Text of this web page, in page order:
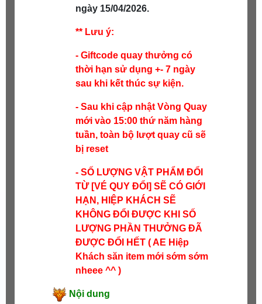
ngày 15/04/2026.
** Lưu ý:
- Giftcode quay thưởng có
thời hạn sử dụng +- 7 ngày
sau khi kết thúc sự kiện.
- Sau khi cập nhật Vòng Quay
mới vào 15:00 thứ năm hàng
tuần, toàn bộ lượt quay cũ sẽ
bị reset
- SỐ LƯỢNG VẬT PHẨM ĐỔI
TỪ [VÉ QUY ĐỔI] SẼ CÓ GIỚI
HẠN, HIỆP KHÁCH SẼ
KHÔNG ĐỔI ĐƯỢC KHI SỐ
LƯỢNG PHẦN THƯỞNG ĐÃ
ĐƯỢC ĐỔI HẾT ( AE Hiệp
Khách săn item mới sớm sớm
nheee ^^ )
Nội dung